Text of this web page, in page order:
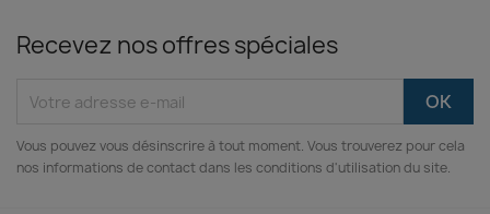
Recevez nos offres spéciales
Vous pouvez vous désinscrire à tout moment. Vous trouverez pour cela
nos informations de contact dans les conditions d'utilisation du site.